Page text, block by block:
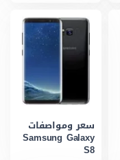
سعر ومواصفات
Samsung Galaxy
S8